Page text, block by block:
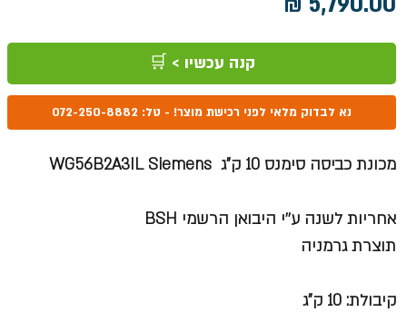
קנה עכשיו > 🛒
נא לבדוק מלאי לפני רכישת מוצר! - טל: 072-250-8882
מכונת כביסה סימנס 10 ק"ג WG56B2A3IL Siemens
אחריות לשנה ע׳׳י היבואן הרשמי BSH
תוצרת גרמניה
קיבולת: 10 ק"ג